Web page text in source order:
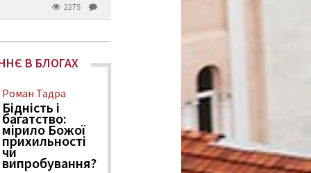
2275
В БЛОГАХ
Роман Тадра
Бідність і
багатство:
мірило Божої
прихильності
чи
випробування?